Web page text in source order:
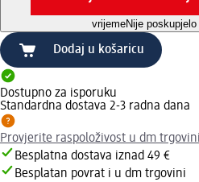
vrijemeNije
Dodaj u košaricu
Dostupno za isporuku
Standardna dostava 2-3 radna dana
Provjerite raspoloživost u dm trgovini
Besplatna dostava iznad 49 €
Besplatan povrat i u dm trgovini